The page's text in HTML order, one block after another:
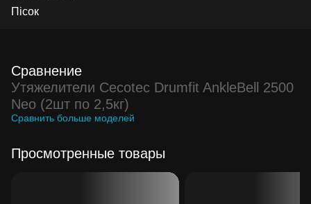
Пісок
Сравнение
Утяжелители Cecotec Drumfit AnkleBell 2500
Neo (2шт по 2,5кг)
Сравнить больше моделей
Просмотренные товары